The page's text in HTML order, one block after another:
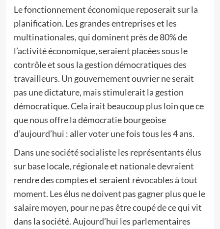
Le fonctionnement économique reposerait sur la
planification. Les grandes entreprises et les
multinationales, qui dominent près de 80% de
l’activité économique, seraient placées sous le
contrôle et sous la gestion démocratiques des
travailleurs. Un gouvernement ouvrier ne serait
pas une dictature, mais stimulerait la gestion
démocratique. Cela irait beaucoup plus loin que ce
que nous offre la démocratie bourgeoise
d’aujourd’hui : aller voter une fois tous les 4 ans.
Dans une société socialiste les représentants élus
sur base locale, régionale et nationale devraient
rendre des comptes et seraient révocables à tout
moment. Les élus ne doivent pas gagner plus que le
salaire moyen, pour ne pas être coupé de ce qui vit
dans la société. Aujourd’hui les parlementaires